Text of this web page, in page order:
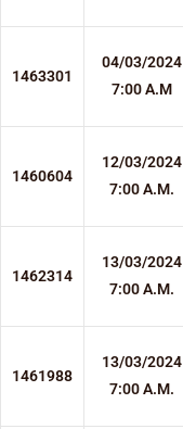
1463301
04/03/2024
7:00 A.M
1460604
12/03/2024
7:00 A.M.
1462314
13/03/2024
7:00 A.M.
1461988
13/03/2024
7:00 A.M.